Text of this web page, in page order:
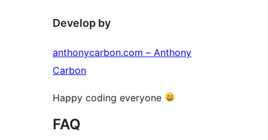
Develop by
anthonycarbon.com – Anthony
Carbon
Happy coding everyone
FAQ